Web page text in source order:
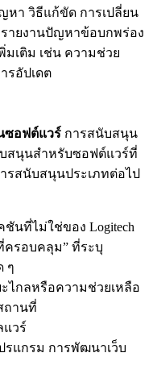
หา วิธีแก้ขัด การเปลี่ยน
ายงานปัญหาข้อบกพร่อง
มเติม เช่น ความช่วย
รอัปเดต
ซอฟต์แวร์ การสนับสนุน
สนุนสำหรับซอฟต์แวร์ที่
รสนับสนุนประเภทต่อไป
นที่ไม่ใช่ของ Logitech
ครอบคลุม” ที่ระบุ
ๆ
ไกลหรือความช่วยเหลือ
ถานที่
แวร์
รแกรม การพัฒนาเว็บ